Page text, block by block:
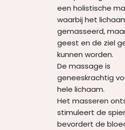
een holistische
waarbij het
gemasseerd,
geest en de ziel
kunnen worden.
De massage is
geneeskrachtig
hele lichaam.
Het masseren
stimuleert de
bevordert de